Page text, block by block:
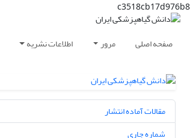
c3518cb17d976b8
صفحه اصلی مرور اطلاعات نشریه
مقالات آماده انتشار
شماره جاری